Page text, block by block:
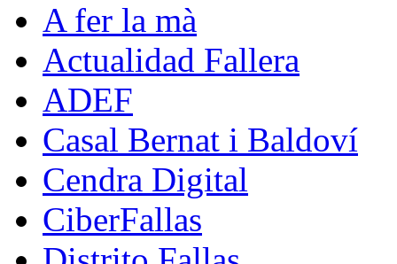
A fer la mà
Actualidad Fallera
ADEF
Casal Bernat i Baldoví
Cendra Digital
CiberFallas